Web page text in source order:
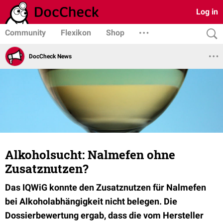
Log in
Community Flexikon Shop
DocCheck News
Alkoholsucht: Nalmefen ohne
Zusatznutzen?
Das IQWiG konnte den Zusatznutzen für Nalmefen
bei Alkoholabhängigkeit nicht belegen. Die
Dossierbewertung ergab, dass die vom Hersteller